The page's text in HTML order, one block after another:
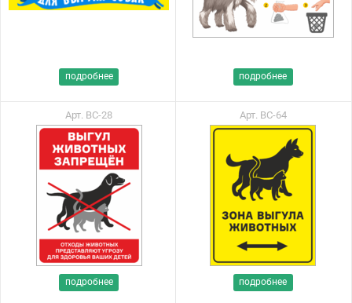
подробнее подробнее
Арт. ВС-28
подробнее
Арт. ВС-64
подробнее